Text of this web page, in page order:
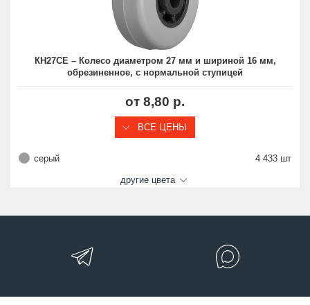
КН27СЕ – Колесо диаметром 27 мм и шириной 16 мм,
обрезиненное, с нормальной ступицей
от 8,80 р.
ВСЕ ЦЕНЫ
серый 4 433 шт
другие цвета